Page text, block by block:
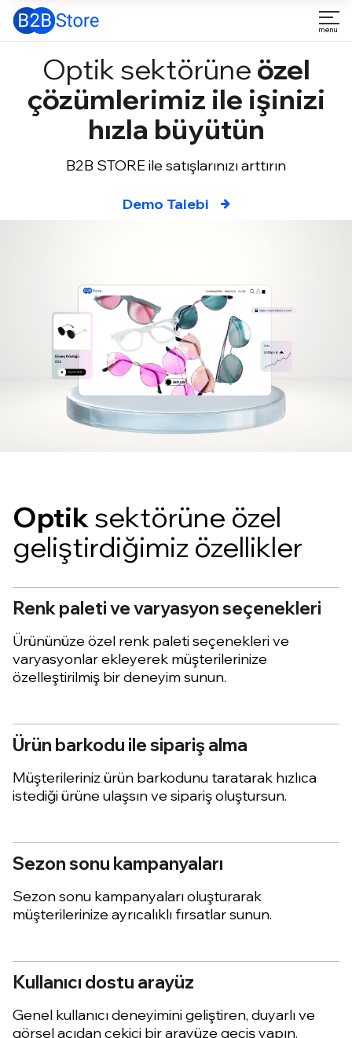
Optik sektörüne özel
çözümlerimiz ile işinizi
hızla büyütün
B2B STORE ile satışlarınızı arttırın
Demo Talebi
Optiksektörüne özel
geliştirdiğimiz özellikler
Renk paleti ve varyasyon seçenekleri
Ürününüze özel renk paleti seçenekleri ve
varyasyonlar ekleyerek müşterilerinize
özelleştirilmiş bir deneyim sunun.
Ürün barkodu ile sipariş alma
Müşterileriniz ürün barkodunu taratarak hızlıca
istediği ürüne ulaşsın ve sipariş oluştursun.
Sezon sonu kampanyaları
Sezon sonu kampanyaları oluşturarak
müşterilerinize ayrıcalıklı fırsatlar sunun.
Kullanıcı dostu arayüz
Genel kullanıcı deneyimini geliştiren, duyarlı ve
görsel açıdan çekici bir arayüze geçiş yapın.